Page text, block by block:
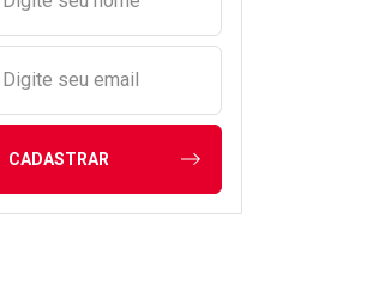
Digite seu email
CADASTRAR